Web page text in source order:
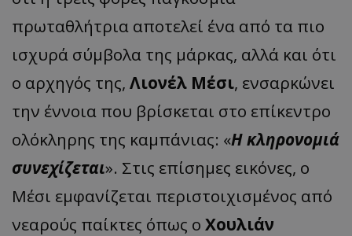
πρωταθλήτρια αποτελεί ένα από τα πιο
ισχυρά σύμβολα της μάρκας, αλλά και ότι
ο αρχηγός της, Λιονέλ Μέσι, ενσαρκώνει
την έννοια που βρίσκεται στο επίκεντρο
ολόκληρης της καμπάνιας: «Η κληρονομιά
συνεχίζεται». Στις επίσημες εικόνες, ο
Μέσι εμφανίζεται περιστοιχισμένος από
νεαρούς παίκτες όπως ο Χουλιάν